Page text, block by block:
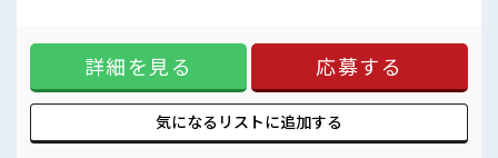
持ち物が多いあなたにもぴったり☆
ロッカー付き職場♪
プライベート満喫！ ≪髪色自由で自分らしく働く≫ 明るすぎ
たり奇抜でなければ基本的に自由！ (規定有)≪動きやすい制
服アリ≫ 制服があるので、 毎日の服装の悩み解消♪ ≪未経験
の方も大カンゲイ≫ 新しいことにチャレンジするのは不安だ
けど、 しっかり働く環境が整っています！ イチからスキル
UP・ステップUP目指していきましょう！ ■職場の雰囲気 派
詳細を見る 応募する
気になるリストに追加する